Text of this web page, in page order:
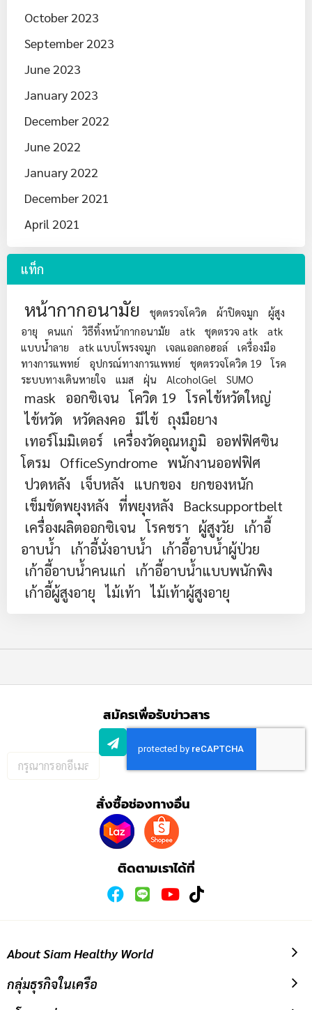
October 2023
September 2023
June 2023
January 2023
December 2022
June 2022
January 2022
December 2021
April 2021
แท็ก
หน้ากากอนามัย ชุดตรวจโควิด ผ้าปิดจมูก
ผู้สูง
อายุ
คนแก่ วิธีทิ้งหน้ากากอนามัย atk ชุดตรวจ atk
atk
แบบน้ำลาย
atk แบบโพรงจมูก เจลแอลกอฮอล์
เครื่องมือ
ทางการแพทย์
อุปกรณ์ทางการแพทย์ ชุดตรวจโควิด 19
โรค
ระบบทางเดินหายใจ
แมส ฝุ่น AlcoholGel SUMO
mask ออกซิเจน โควิด 19 โรคไข้หวัดใหญ่
ไข้หวัด
หวัดลงคอ มีไข้ ถุงมือยาง
เทอร์โมมิเตอร์
เครื่องวัดอุณหภูมิ
ออฟฟิศซิน
โดรม
OfficeSyndrome พนักงานออฟฟิศ
ปวดหลัง
เจ็บหลัง แบกของ
ยกของหนัก
เข็มขัดพยุงหลัง
ที่พยุงหลัง
Backsupportbelt
เครื่องผลิตออกซิเจน โรคชรา ผู้สูงวัย
เก้าอี้
อาบน้ำ
เก้าอี้นั่งอาบน้ำ
เก้าอี้อาบน้ำผู้ป่วย
เก้าอี้อาบน้ำคนแก่
เก้าอี้อาบน้ำแบบพนักพิง
เก้าอี้ผู้สูงอายุ ไม้เท้า ไม้เท้าผู้สูงอายุ
สมัครเพื่อรับข่าวสาร
อีเมล
สั่งซื้อช่องทางอื่น
ติดตามเราได้ที่
About Siam Healthy World
กลุ่มธุรกิจในเครือ